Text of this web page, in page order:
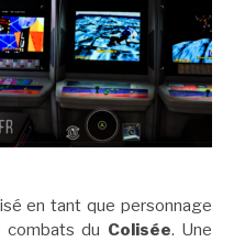
en tant que personnage
combats du Colisée. Une